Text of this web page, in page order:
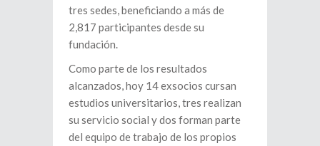
tres sedes, beneficiando a más de
2,817 participantes desde su
fundación.
Como parte de los resultados
alcanzados, hoy 14 exsocios cursan
estudios universitarios, tres realizan
su servicio social y dos forman parte
del equipo de trabajo de los propios